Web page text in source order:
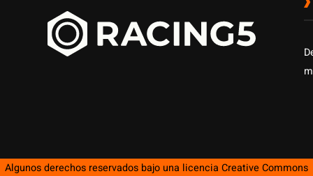
Algunos derechos reservados bajo una licencia Creative Commons